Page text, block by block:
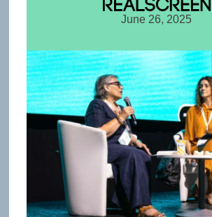
June 26, 2025